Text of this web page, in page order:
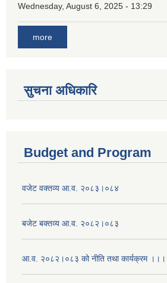
Wednesday, August 6, 2025 - 13:29
more
सुचना अधिकारि
Budget and Program
वजेट वक्तव्य आ.व. २०८३।०८४
बजेट बक्तव्य आ.व. २०८२।०८३
आ.व. २०८२।०८३ को नीति तथा कार्यक्रम ।।।